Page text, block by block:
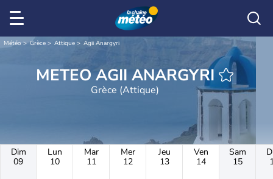
Météo Grèce Attique Agii Anargyri
METEO AGII ANARGYRI
Grèce (Attique)
Dim
09
Lun
10
Mar
11
Mer
12
Jeu
13
Ven
14
Sam
15